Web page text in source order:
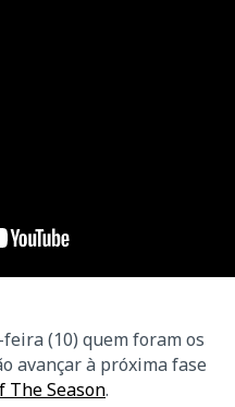
(10) quem foram os
avançar à próxima fase
The Season.